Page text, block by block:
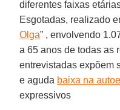
diferentes faixas
Esgotadas, realizado
Olga” , envolvendo
a 65 anos de todas as
entrevistadas expõem
e aguda baixa na
expressivos